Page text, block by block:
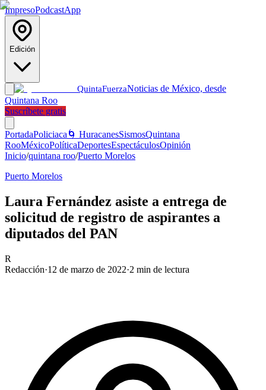
ImpresoPodcastApp
Edición
QuintaFuerzaNoticias de México, desde
Quintana Roo
Suscríbete gratis
PortadaPoliciaca 🌀 HuracanesSismosQuintana
RooMéxicoPolíticaDeportesEspectáculosOpinión
Inicio/quintana roo/Puerto Morelos
Puerto Morelos
Laura Fernández asiste a entrega de
solicitud de registro de aspirantes a
diputados del PAN
R
Redacción·12 de marzo de 2022·2 min de lectura